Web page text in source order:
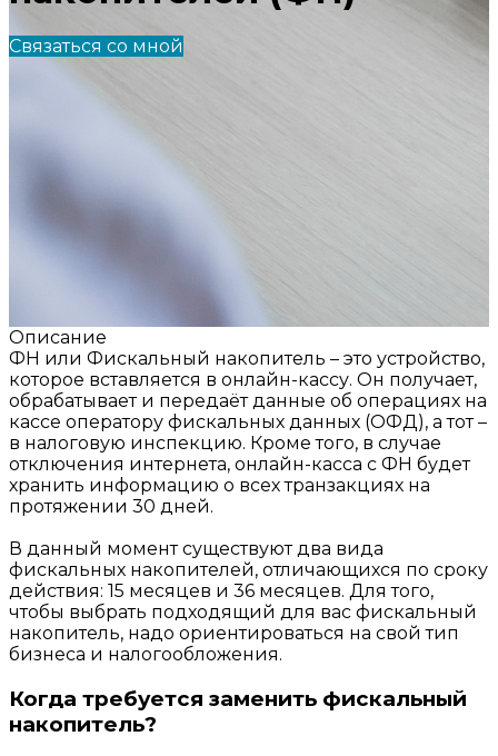
Связаться со мной
Описание
ФН или Фискальный накопитель – это устройство,
которое вставляется в онлайн-кассу. Он получает,
обрабатывает и передаёт данные об операциях на
кассе оператору фискальных данных (ОФД), а тот –
в налоговую инспекцию. Кроме того, в случае
отключения интернета, онлайн-касса с ФН будет
хранить информацию о всех транзакциях на
протяжении 30 дней.
В данный момент существуют два вида
фискальных накопителей, отличающихся по сроку
действия: 15 месяцев и 36 месяцев. Для того,
чтобы выбрать подходящий для вас фискальный
накопитель, надо ориентироваться на свой тип
бизнеса и налогообложения.
Когда требуется заменить фискальный
накопитель?